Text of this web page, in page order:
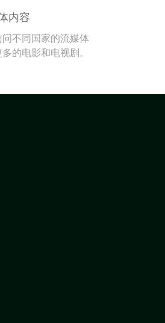
内容
不同国家的流媒体
的电影和电视剧。